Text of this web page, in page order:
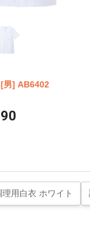
男] AB6402
理用白衣 ホワイト